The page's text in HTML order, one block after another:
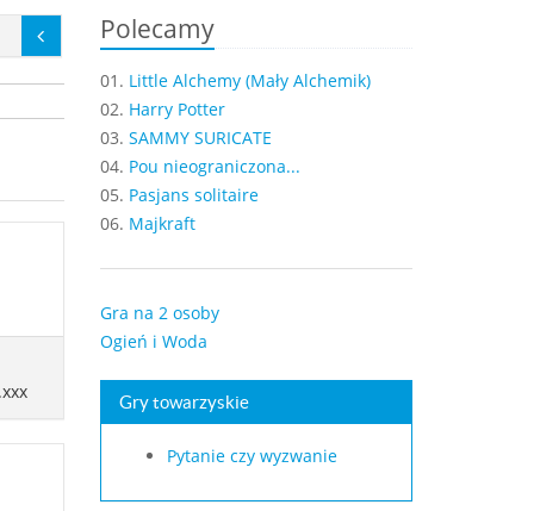
Polecamy
01. Little Alchemy (Mały Alchemik)
02. Harry Potter
03. SAMMY SURICATE
04. Pou nieograniczona...
05. Pasjans solitaire
06. Majkraft
Gra na 2 osoby
Ogień i Woda
Gry towarzyskie
Pytanie czy wyzwanie